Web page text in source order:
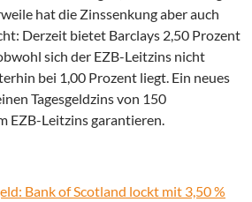
hat die Zinssenkung aber auch
Derzeit bietet Barclays 2,50 Prozent
sich der EZB-Leitzins nicht
bei 1,00 Prozent liegt. Ein neues
Tagesgeldzins von 150
EZB-Leitzins garantieren.
Bank of Scotland lockt mit 3,50 %